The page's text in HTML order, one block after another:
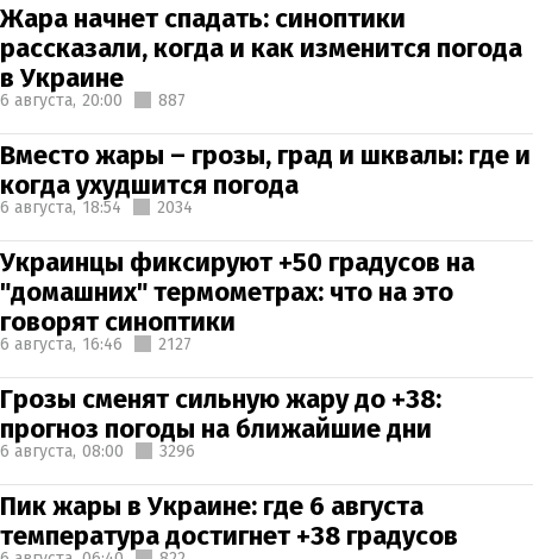
Жара начнет спадать: синоптики
рассказали, когда и как изменится погода
в Украине
6 августа, 20:00 887
Вместо жары – грозы, град и шквалы: где и
когда ухудшится погода
6 августа, 18:54 2034
Украинцы фиксируют +50 градусов на
"домашних" термометрах: что на это
говорят синоптики
6 августа, 16:46 2127
Грозы сменят сильную жару до +38:
прогноз погоды на ближайшие дни
6 августа, 08:00 3296
Пик жары в Украине: где 6 августа
температура достигнет +38 градусов